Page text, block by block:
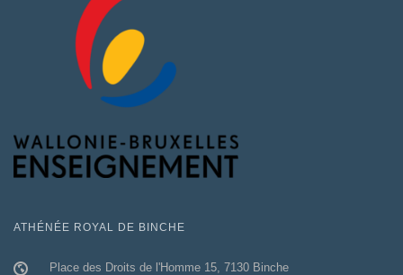
ATHÉNÉE ROYAL DE BINCHE
Place des Droits de l'Homme 15, 7130 Binche